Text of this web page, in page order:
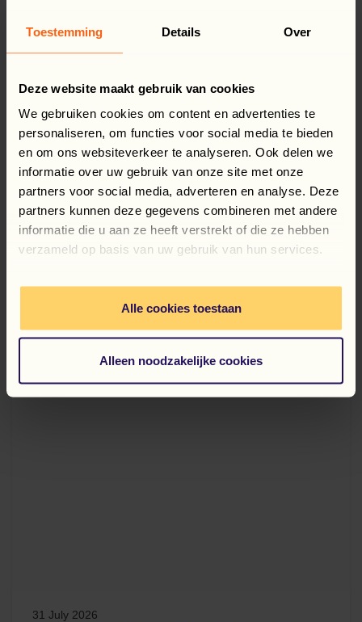
Toestemming Details Over
Deze website maakt gebruik van cookies
We gebruiken cookies om content en advertenties te
personaliseren, om functies voor social media te bieden
en om ons websiteverkeer te analyseren. Ook delen we
informatie over uw gebruik van onze site met onze
partners voor social media, adverteren en analyse. Deze
partners kunnen deze gegevens combineren met andere
informatie die u aan ze heeft verstrekt of die ze hebben
verzameld op basis van uw gebruik van hun services.
Alle cookies toestaan
Alleen noodzakelijke cookies
31 July 2026
Munca în Olanda: 5 sfaturi
CITEȘTE MAI MULT
31 July 2026